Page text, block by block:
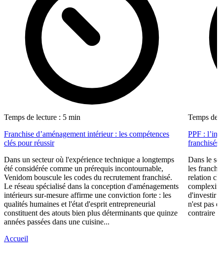
Temps de lecture : 5 min
Franchise d’aménagement intérieur : les compétences
clés pour réussir
Dans un secteur où l'expérience technique a longtemps
été considérée comme un prérequis incontournable,
Venidom bouscule les codes du recrutement franchisé.
Le réseau spécialisé dans la conception d'aménagements
intérieurs sur-mesure affirme une conviction forte : les
qualités humaines et l'état d'esprit entrepreneurial
constituent des atouts bien plus déterminants que quinze
années passées dans une cuisine...
Temps de
PPF :
franchisés
Dans le
les
relation
d'investir
n'est pas
contraire
Accueil